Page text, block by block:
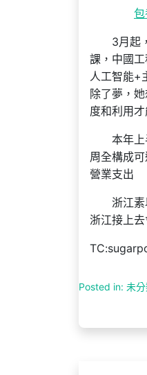
包
3月起
課，中國
人工智能+
除了夢，
度和利用才
本年
周全構成
營業支出
浙江
浙江接上
Posted in: 未